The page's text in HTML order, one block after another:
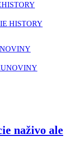
HISTORY
HISTORY
naživo ale